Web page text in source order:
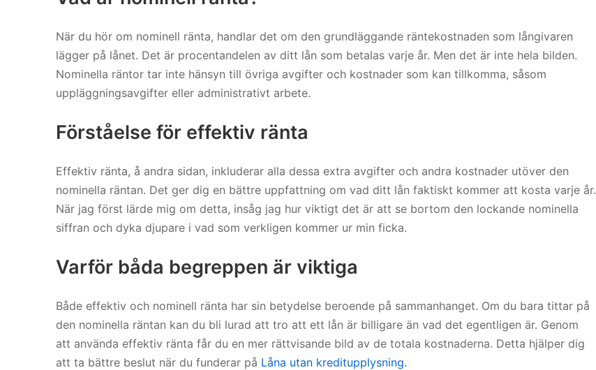
När du hör om nominell ränta, handlar det om den grundläggande räntekostnaden som långivaren
lägger på lånet. Det är procentandelen av ditt lån som betalas varje år. Men det är inte hela bilden.
Nominella räntor tar inte hänsyn till övriga avgifter och kostnader som kan tillkomma, såsom
uppläggningsavgifter eller administrativt arbete.
Förståelse för effektiv ränta
Effektiv ränta, å andra sidan, inkluderar alla dessa extra avgifter och andra kostnader utöver den
nominella räntan. Det ger dig en bättre uppfattning om vad ditt lån faktiskt kommer att kosta varje år.
När jag först lärde mig om detta, insåg jag hur viktigt det är att se bortom den lockande nominella
siffran och dyka djupare i vad som verkligen kommer ur min ficka.
Varför båda begreppen är viktiga
Både effektiv och nominell ränta har sin betydelse beroende på sammanhanget. Om du bara tittar på
den nominella räntan kan du bli lurad att tro att ett lån är billigare än vad det egentligen är. Genom
att använda effektiv ränta får du en mer rättvisande bild av de totala kostnaderna. Detta hjälper dig
att ta bättre beslut när du funderar på Låna utan kreditupplysning.